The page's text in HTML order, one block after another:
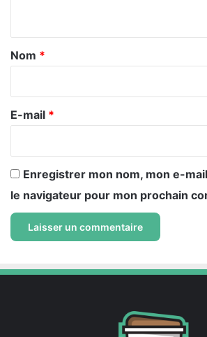
a
e
Nom *
E-mail *
Enregistrer mon nom, mon e-
le navigateur pour mon prochain